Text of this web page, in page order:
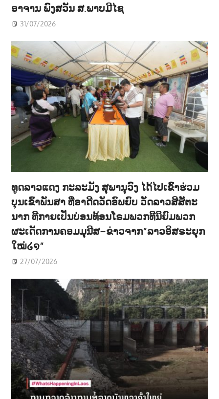
ອາຈານ ພົງສວັນ ສ.ພາບມີໄຊ
31/07/2026
ທູດລາວແດງ ກະລະມັງ ສຸພານຸວົງ ໄດ້ໄປເຂົ້າຮ່ວມ
ບຸນເຂົ້າພັນສາ ທີ່ອາດີດວັດອົພຍົບ ວັດລາວສີສັຕະ
ນາກ ທີກາຍເປັນບ່ອນທ້ອນໂຣມພວກທີນິຍົມພວກ
ຜະເດັດການຄອມມຸນີສ~ຂ່າວຈາກ”ລາວອິສຣະຍຸກ
ໃໝ່໒໑”
27/07/2026